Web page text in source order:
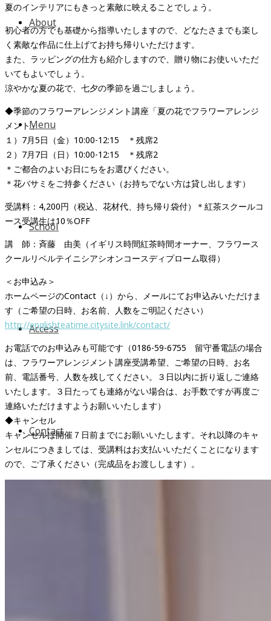
About
Menu
School
Access
Contact
夏のインテリアにもきっと素敵に映えることでしょう。
初心者の方でも基礎から指導いたしますので、どなたさまでも楽し
く素敵な作品に仕上げてお持ち帰りいただけます。
また、ラッピングの仕方も紹介しますので、贈り物にお使いいただ
いてもよいでしょう。
涼やかな夏の花で、七夕の季節を過ごしましょう。
◆季節のフラワーアレンジメント講座「夏の花でフラワーアレンジ
メント」
１）7月5日（金）10:00-12:15 ＊残席2
２）7月7日（日）10:00-12:15 ＊残席2
＊ご都合のよいお日にちをお選びください。
＊花バサミをご持参ください（お持ちでない方は貸し出します）
受講料：4,200円（税込、花材代、持ち帰り袋付）＊紅茶スクールコ
ース受講生は10％OFF
講 師：斉藤 由美（イギリス時間紅茶時間オーナー、フラワース
クールリベルテイニシアシオンコースディプローム取得）
＜お申込み＞
ホームページのContact（↓）から、メールにてお申込みいただけま
す（ご希望の日時、お名前、人数をご明記ください）
http://englishteatime.citysite.link/contact/
お電話でのお申込みも可能です（0186-59-6755 留守番電話の場合
は、フラワーアレンジメント講座受講希望、ご希望の日時、お名
前、電話番号、人数を残してください。３日以内に折り返しご連絡
いたします。３日たっても連絡がない場合は、お手数ですが再度ご
連絡いただけますようお願いいたします）
◆キャンセル
キャンセルは開催７日前までにお願いいたします。それ以降のキャ
ンセルにつきましては、受講料はお支払いいただくことになります
ので、ご了承ください（完成品をお渡しします）。